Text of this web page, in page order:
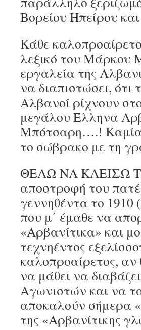
Βορείου Ηπείρου
Κάθε
λεξικό του Μάρκου
εργαλεία της
να διαπιστώσει, ότι
Αλβανοί ρίχνουν
μεγάλου Έλληνα
Μπότσαρη….! Καμία
το σώβρακο με τη
ΘΕΛΩ ΝΑ ΚΛΕΙΣΩ
αποστροφή του
γεννηθέντα το
που μ΄ έμαθε να
«Αρβανίτικα» και
τεχνηέντος
καλοπροαίρετος, αν
να μάθει να
Αγωνιστών και να
αποκαλούν σήμερα
της «Αρβανίτικης